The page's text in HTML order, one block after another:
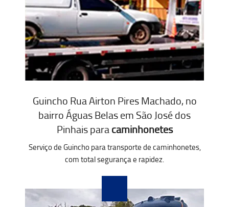
Guincho Rua Airton Pires Machado, no
bairro Águas Belas em São José dos
Pinhais paracaminhonetes
Serviço de Guincho para transporte de caminhonetes,
com total segurança e rapidez.